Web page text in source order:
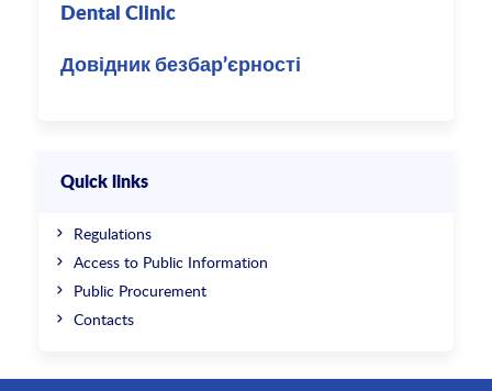
Dental Clinic
Довідник безбар’єрності
Quick links
Regulations
Access to Public Information
Public Procurement
Contacts